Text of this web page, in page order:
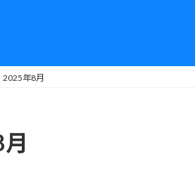
2025年8月